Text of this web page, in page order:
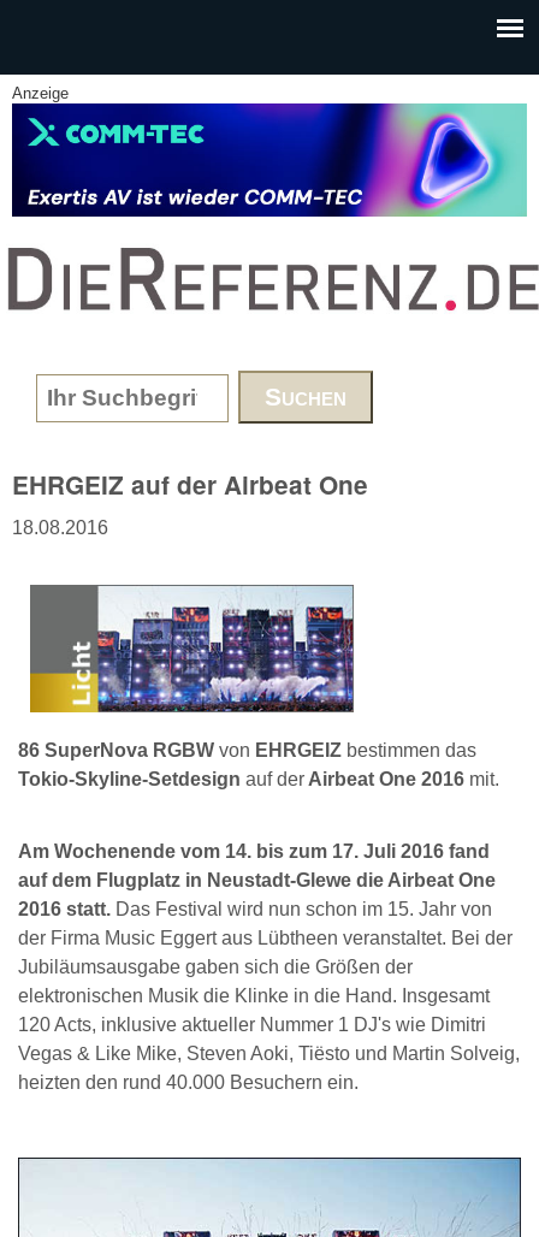
Anzeige
www.DieReferenz.de
Search form
EHRGEIZ auf der Airbeat One
18.08.2016
86 SuperNova RGBW von EHRGEIZ bestimmen das
Tokio-Skyline-Setdesign auf der Airbeat One 2016 mit.
Am Wochenende vom 14. bis zum 17. Juli 2016 fand
auf dem Flugplatz in Neustadt-Glewe die Airbeat One
2016 statt. Das Festival wird nun schon im 15. Jahr von
der Firma Music Eggert aus Lübtheen veranstaltet. Bei der
Jubiläumsausgabe gaben sich die Größen der
elektronischen Musik die Klinke in die Hand. Insgesamt
120 Acts, inklusive aktueller Nummer 1 DJ's wie Dimitri
Vegas & Like Mike, Steven Aoki, Tiësto und Martin Solveig,
heizten den rund 40.000 Besuchern ein.